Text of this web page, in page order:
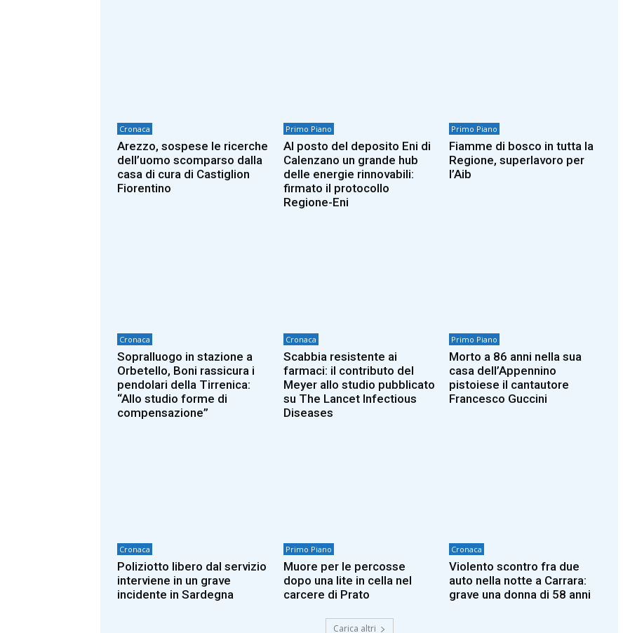
Cronaca
Arezzo, sospese le ricerche
dell’uomo scomparso dalla
casa di cura di Castiglion
Fiorentino
Primo Piano
Al posto del deposito Eni di
Calenzano un grande hub
delle energie rinnovabili:
firmato il protocollo
Regione-Eni
Primo Piano
Fiamme di bosco in tutta la
Regione, superlavoro per
l’Aib
Cronaca
Sopralluogo in stazione a
Orbetello, Boni rassicura i
pendolari della Tirrenica:
“Allo studio forme di
compensazione”
Cronaca
Scabbia resistente ai
farmaci: il contributo del
Meyer allo studio pubblicato
su The Lancet Infectious
Diseases
Primo Piano
Morto a 86 anni nella sua
casa dell’Appennino
pistoiese il cantautore
Francesco Guccini
Cronaca
Poliziotto libero dal servizio
interviene in un grave
incidente in Sardegna
Primo Piano
Muore per le percosse
dopo una lite in cella nel
carcere di Prato
Cronaca
Violento scontro fra due
auto nella notte a Carrara:
grave una donna di 58 anni
Carica altri